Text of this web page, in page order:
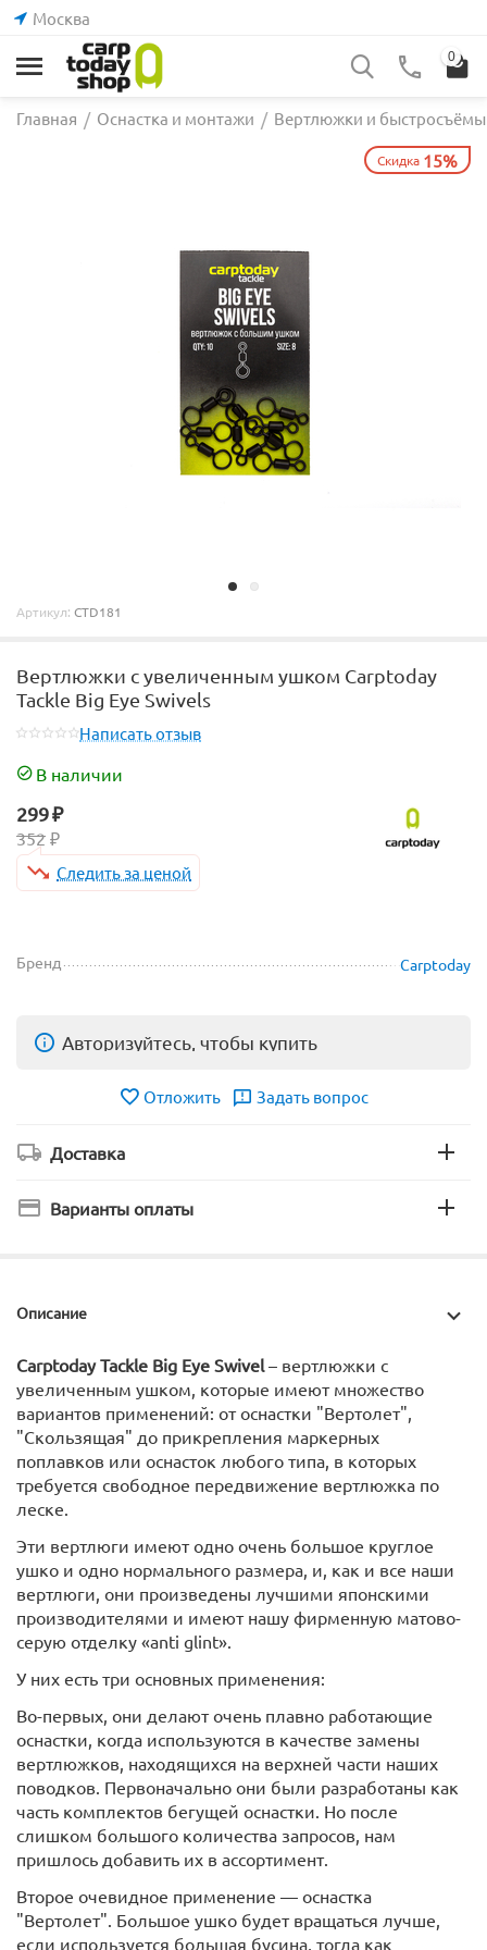
Москва
0
Главная / Оснастка и монтажи / Вертлюжки и быстросъёмы
Скидка 15%
Артикул: CTD181
Вертлюжки с увеличенным ушком Carptoday
Tackle Big Eye Swivels
Написать отзыв
В наличии
299₽
352 ₽
Следить за ценой
Бренд Carptoday
Авторизуйтесь, чтобы купить
Отложить Задать вопрос
Доставка
Варианты оплаты
Описание
Carptoday Tackle Big Eye Swivel – вертлюжки с
увеличенным ушком, которые имеют множество
вариантов применений: от оснастки "Вертолет",
"Скользящая" до прикрепления маркерных
поплавков или оснасток любого типа, в которых
требуется свободное передвижение вертлюжка по
леске.
Эти вертлюги имеют одно очень большое круглое
ушко и одно нормального размера, и, как и все наши
вертлюги, они произведены лучшими японскими
производителями и имеют нашу фирменную матово-
серую отделку «anti glint».
У них есть три основных применения:
Во-первых, они делают очень плавно работающие
оснастки, когда используются в качестве замены
вертлюжков, находящихся на верхней части наших
поводков. Первоначально они были разработаны как
часть комплектов бегущей оснастки. Но после
слишком большого количества запросов, нам
пришлось добавить их в ассортимент.
Второе очевидное применение — оснастка
"Вертолет". Большое ушко будет вращаться лучше,
если используется большая бусина, тогда как